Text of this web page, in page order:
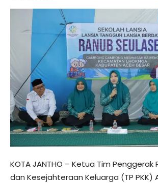
KOTA JANTHO – Ketua Tim
dan Kesejahteraan Keluarga (TP PKK)